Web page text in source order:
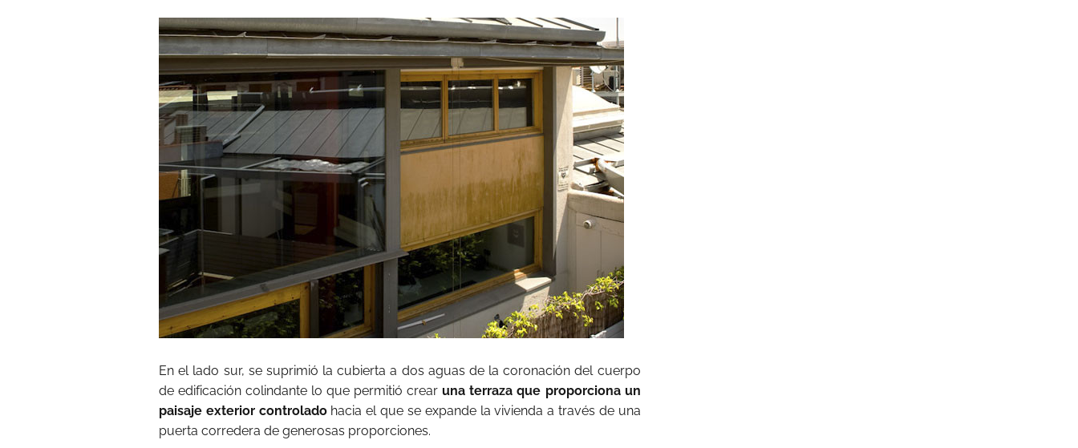
En el lado sur, se suprimió la cubierta a dos aguas de la coronación del cuerpo
de edificación colindante lo que permitió crearuna terraza que proporciona un
paisaje exterior controladohacia el que se expande la vivienda a través de una
puerta corredera de generosas proporciones.